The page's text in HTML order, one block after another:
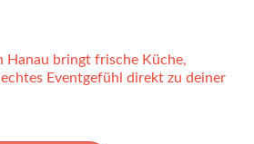
Hanau bringt frische Küche,
Eventgefühl direkt zu deiner